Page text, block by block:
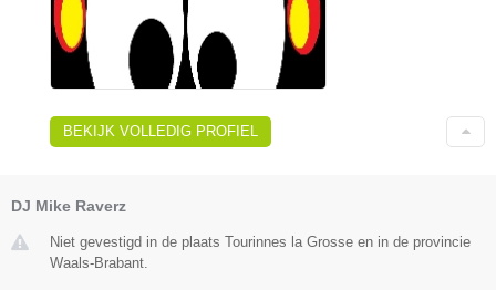
BEKIJK VOLLEDIG PROFIEL
DJ Mike Raverz
Niet gevestigd in de plaats Tourinnes la Grosse en in de provincie
Waals-Brabant.